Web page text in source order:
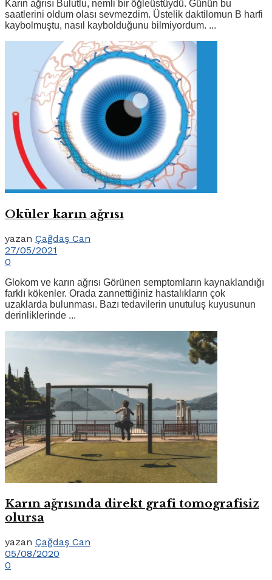
Karın ağrısı Bulutlu, nemli bir öğleüstüydü. Günün bu
saatlerini oldum olası sevmezdim. Üstelik daktilomun B harfi
kaybolmuştu, nasıl kaybolduğunu bilmiyordum. ...
Oküler karın ağrısı
yazan Çağdaş Can
27/05/2021
0
Glokom ve karın ağrısı Görünen semptomların kaynaklandığı
farklı kökenler. Orada zannettiğiniz hastalıkların çok
uzaklarda bulunması. Bazı tedavilerin unutuluş kuyusunun
derinliklerinde ...
Karın ağrısında direkt grafi tomografisiz
olursa
yazan Çağdaş Can
05/08/2020
0